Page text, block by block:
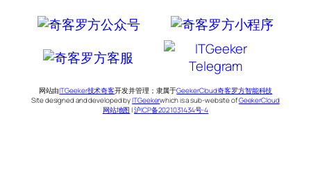
网站由ITGeeker技术奇客开发并管理；隶属于GeekerCloud奇客罗方智能科技
Site designed and developed byITGeekerwhich is a sub-website ofGeekerCloud
网站地图 |沪ICP备2021031434号-4